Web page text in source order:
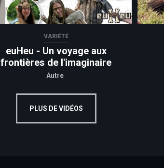
VARIÉTÉ
euHeu - Un voyage aux
frontières de l'imaginaire
Autre
PLUS DE VIDÉOS